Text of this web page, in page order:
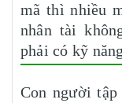
mã thì nhiều
nhân tài
phải có kỹ
Con người